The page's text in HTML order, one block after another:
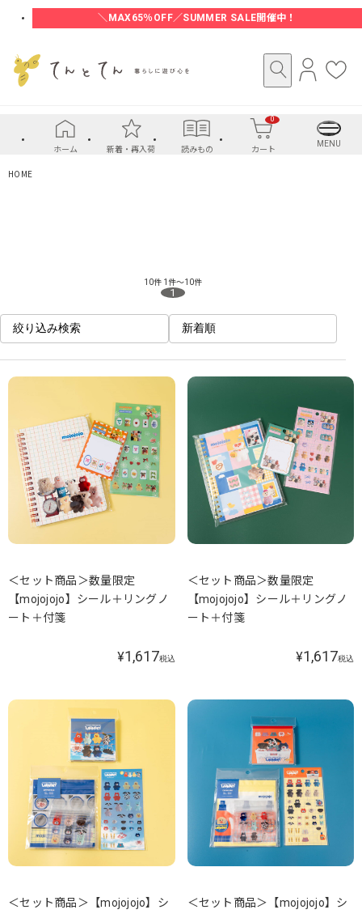
＼MAX65％OFF／SUMMER SALE開催中！
に
入
り
ホーム 新着・再入荷 読みもの カート
0
MENU
HOME
10件 1件～10件
1
絞り込み検索 新着順
＜セット商品＞数量限定
【mojojojo】シール＋リングノ
ート＋付箋
¥1,617税込
＜セット商品＞数量限定
【mojojojo】シール＋リングノ
ート＋付箋
¥1,617税込
＜セット商品＞【mojojojo】シ
＜セット商品＞【mojojojo】シ